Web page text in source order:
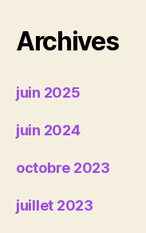
Archives
juin 2025
juin 2024
octobre 2023
juillet 2023